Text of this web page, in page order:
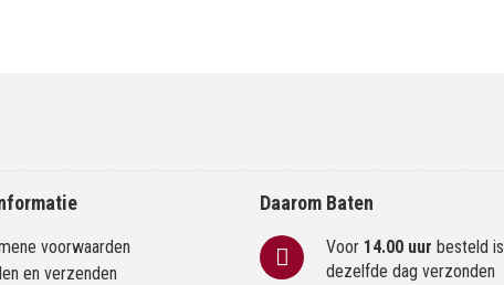
voorwaarden
en verzenden
Daarom Baten
Voor 14.00 uur besteld is
dezelfde dag verzonden